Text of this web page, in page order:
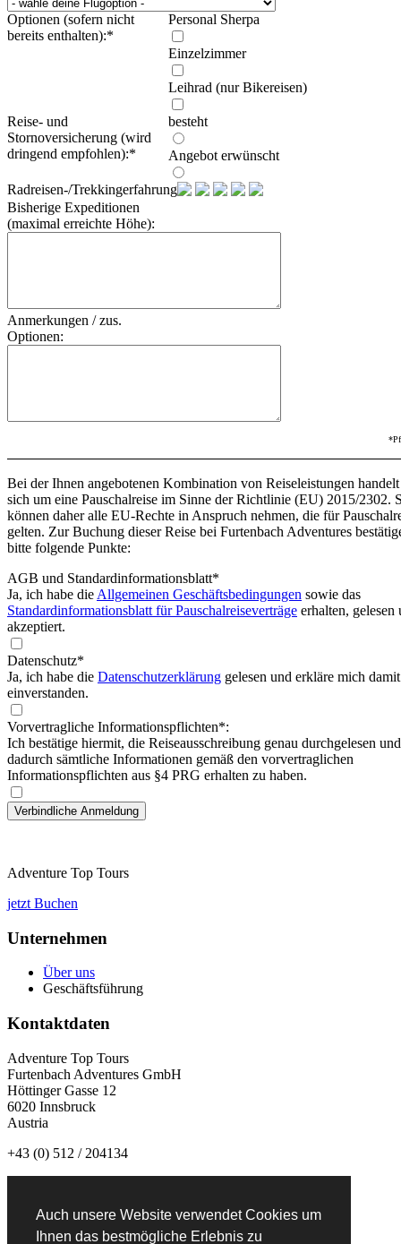
Auch unsere Website verwendet Cookies um
Ihnen das bestmögliche Erlebnis zu
Optionen (sofern nicht
bereits enthalten):*
Personal Sherpa
Einzelzimmer
Leihrad (nur Bikereisen)
Reise- und
Stornoversicherung (wird
dringend empfohlen):*
besteht
Angebot erwünscht
Radreisen-/Trekkingerfahrung:
Bisherige Expeditionen
(maximal erreichte Höhe):
Anmerkungen / zus.
Optionen:
Bei der Ihnen angebotenen Kombination von Reiseleistungen handelt
sich um eine Pauschalreise im Sinne der Richtlinie (EU) 2015/2302.
können daher alle EU-Rechte in Anspruch nehmen, die für
gelten. Zur Buchung dieser Reise bei Furtenbach Adventures
bitte folgende Punkte:
AGB und Standardinformationsblatt*
Ja, ich habe die Allgemeinen Geschäftsbedingungen sowie das
Standardinformationsblatt für Pauschalreiseverträge erhalten, gelesen
akzeptiert.
Datenschutz*
Ja, ich habe die Datenschutzerklärung gelesen und erkläre mich damit
einverstanden.
Vorvertragliche Informationspflichten*:
Ich bestätige hiermit, die Reiseausschreibung genau durchgelesen und
dadurch sämtliche Informationen gemäß den vorvertraglichen
Informationspflichten aus §4 PRG erhalten zu haben.
Adventure Top Tours
jetzt Buchen
Unternehmen
Über uns
Geschäftsführung
Kontaktdaten
Adventure Top Tours
Furtenbach Adventures GmbH
Höttinger Gasse 12
6020 Innsbruck
Austria
+43 (0) 512 / 204134
Newsletteranmeldung: